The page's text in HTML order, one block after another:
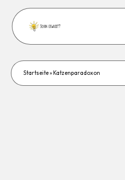
Startseite» Katzenparadoxon